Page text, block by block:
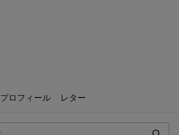
プロフィール レター